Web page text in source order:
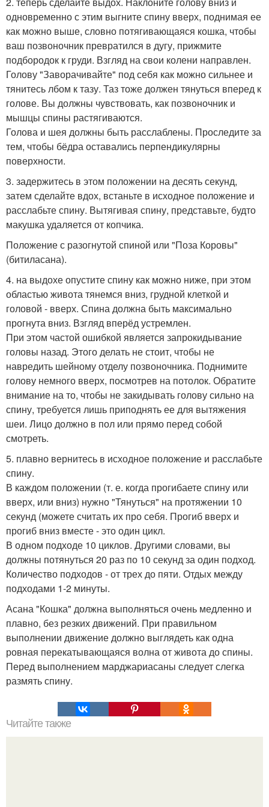
одновременно с этим выгните спину вверх, поднимая ее
как можно выше, словно потягивающаяся кошка, чтобы
ваш позвоночник превратился в дугу, прижмите
подбородок к груди. Взгляд на свои колени направлен.
Голову "Заворачивайте" под себя как можно сильнее и
тянитесь лбом к тазу. Таз тоже должен тянуться вперед к
голове. Вы должны чувствовать, как позвоночник и
мышцы спины растягиваются.
Голова и шея должны быть расслаблены. Проследите за
тем, чтобы бёдра оставались перпендикулярны
поверхности.
3. задержитесь в этом положении на десять секунд,
затем сделайте вдох, встаньте в исходное положение и
расслабьте спину. Вытягивая спину, представьте, будто
макушка удаляется от копчика.
Положение с разогнутой спиной или "Поза Коровы"
(битиласана).
4. на выдохе опустите спину как можно ниже, при этом
областью живота тянемся вниз, грудной клеткой и
головой - вверх. Спина должна быть максимально
прогнута вниз. Взгляд вперёд устремлен.
При этом частой ошибкой является запрокидывание
головы назад. Этого делать не стоит, чтобы не
навредить шейному отделу позвоночника. Поднимите
голову немного вверх, посмотрев на потолок. Обратите
внимание на то, чтобы не закидывать голову сильно на
спину, требуется лишь приподнять ее для вытяжения
шеи. Лицо должно в пол или прямо перед собой
смотреть.
5. плавно вернитесь в исходное положение и расслабьте
спину.
В каждом положении (т. е. когда прогибаете спину или
вверх, или вниз) нужно "Тянуться" на протяжении 10
секунд (можете считать их про себя. Прогиб вверх и
прогиб вниз вместе - это один цикл.
В одном подходе 10 циклов. Другими словами, вы
должны потянуться 20 раз по 10 секунд за один подход.
Количество подходов - от трех до пяти. Отдых между
подходами 1-2 минуты.
Асана "Кошка" должна выполняться очень медленно и
плавно, без резких движений. При правильном
выполнении движение должно выглядеть как одна
ровная перекатывающаяся волна от живота до спины.
Перед выполнением марджариасаны следует слегка
размять спину.
Читайте также